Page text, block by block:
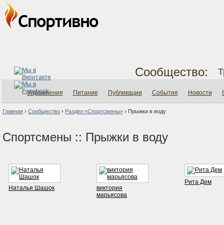
Сообщество:
Упражнения Питание Публикации События Новости
Главная › Сообщество › Раздел «Спортсмены» › Прыжки в воду
Спортсмены :: Прыжки в воду
Наталья Шашок
виктория
марьясова
Рита Дем